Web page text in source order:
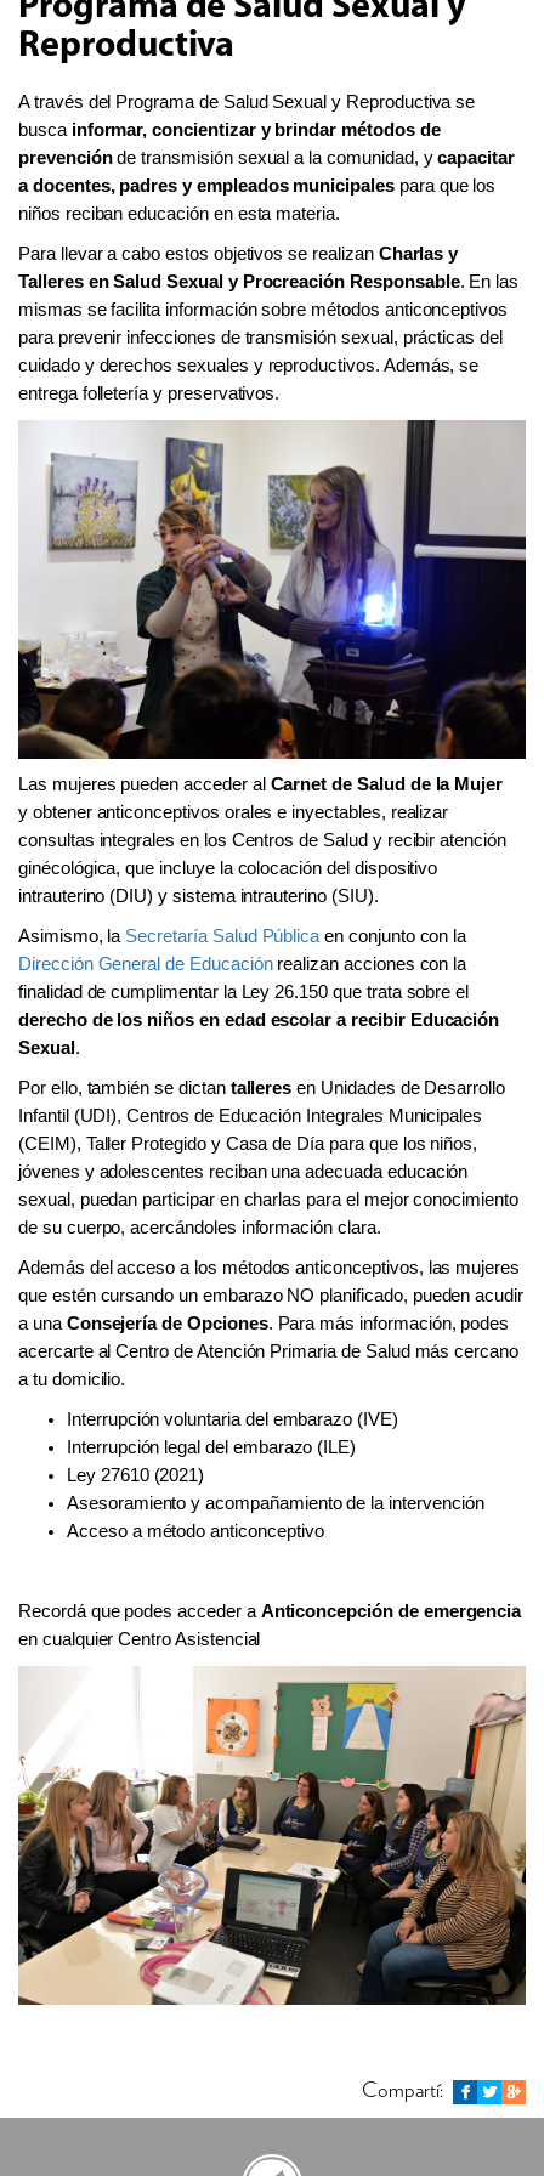
Reproductiva
A través del Programa de Salud Sexual y Reproductiva se
busca informar, concientizar y brindar métodos de
prevenciónde transmisión sexual a la comunidad, ycapacitar
a docentes, padres y empleados municipalespara que los
niños reciban educación en esta materia.
Para llevar a cabo estos objetivos se realizan Charlas y
Talleres en Salud Sexual y Procreación Responsable. En las
mismas se facilita información sobre métodos anticonceptivos
para prevenir infecciones de transmisión sexual, prácticas del
cuidado y derechos sexuales y reproductivos. Además, se
entrega folletería y preservativos.
Las mujeres pueden acceder al Carnet de Salud de la Mujer
yobtener anticonceptivos orales e inyectables, realizar
consultas integrales en los Centros de Salud y recibir atención
ginécológica, que incluye la colocación del dispositivo
intrauterino (DIU) y sistema intrauterino (SIU).
Asimismo, la Secretaría Salud Pública en conjunto con la
Dirección General de Educaciónrealizan acciones con la
finalidad de cumplimentar la Ley 26.150 que trata sobre el
derecho de los niños en edad escolar a recibir Educación
Sexual.
Por ello, también se dictantalleresen Unidades de Desarrollo
Infantil (UDI), Centros de Educación Integrales Municipales
(CEIM), Taller Protegido y Casa de Día para que los niños,
jóvenes y adolescentes reciban una adecuada educación
sexual, puedan participar en charlas para el mejor conocimiento
de su cuerpo, acercándoles información clara.
Además del acceso a los métodos anticonceptivos, las mujeres
que estén cursando un embarazo NO planificado, pueden acudir
a una Consejería de Opciones. Para más información, podes
acercarte al Centro de Atención Primaria de Salud más cercano
a tu domicilio.
Interrupción voluntaria del embarazo (IVE)
Interrupción legal del embarazo (ILE)
Ley 27610 (2021)
Asesoramiento y acompañamiento de la intervención
Acceso a método anticonceptivo
Recordá que podes acceder a Anticoncepción de emergencia
en cualquier Centro Asistencial
Compartí: